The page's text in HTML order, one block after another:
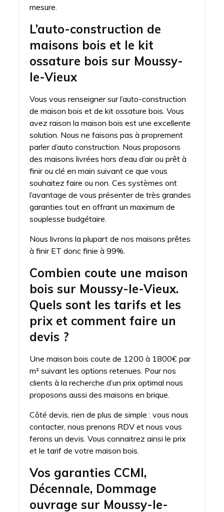
mesure.
L’auto-construction de
maisons bois et le kit
ossature bois sur Moussy-
le-Vieux
Vous vous renseigner sur l’auto-construction
de maison bois et de kit ossature bois. Vous
avez raison la maison bois est une excellente
solution. Nous ne faisons pas à proprement
parler d’auto construction. Nous proposons
des maisons livrées hors d’eau d’air ou prêt à
finir ou clé en main suivant ce que vous
souhaitez faire ou non. Ces systèmes ont
l’avantage de vous présenter de très grandes
garanties tout en offrant un maximum de
souplesse budgétaire.
Nous livrons la plupart de nos maisons prêtes
à finir ET donc finie à 99%.
Combien coute une maison
bois sur Moussy-le-Vieux.
Quels sont les tarifs et les
prix et comment faire un
devis ?
Une maison bois coute de 1200 à 1800€ par
m² suivant les options retenues. Pour nos
clients à la recherche d’un prix optimal nous
proposons aussi des maisons en brique.
Côté devis, rien de plus de simple : vous nous
contacter, nous prenons RDV et nous vous
ferons un devis. Vous connaitrez ainsi le prix
et le tarif de votre maison bois.
Vos garanties CCMI,
Décennale, Dommage
ouvrage sur Moussy-le-